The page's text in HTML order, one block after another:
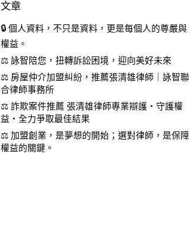
文章
🔒 個人資料，不只是資料，更是每個人的尊嚴與
權益。
⚖️ 詠智陪您，扭轉訴訟困境，迎向美好未來
⚖️ 房屋仲介加盟糾紛，推薦張清雄律師｜詠智聯
合律師事務所
⚖️ 詐欺案件推薦 張清雄律師專業辯護・守護權
益・全力爭取最佳結果
⚖️ 加盟創業，是夢想的開始；選對律師，是保障
權益的關鍵。